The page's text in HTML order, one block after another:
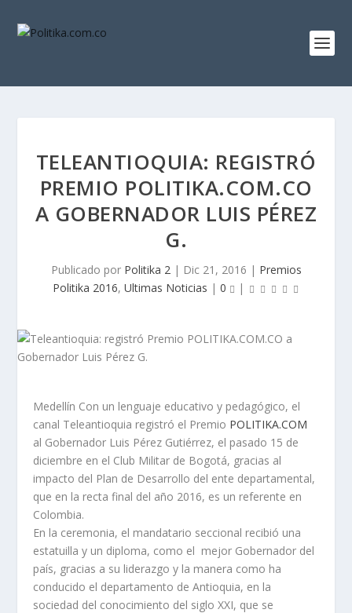
TELEANTIOQUIA: REGISTRÓ
PREMIO POLITIKA.COM.CO
A GOBERNADOR LUIS PÉREZ
G.
Publicado por Politika 2| Dic 21, 2016 | Premios
Politika 2016, Ultimas Noticias | 0 |
Medellín Con un lenguaje educativo y pedagógico, el
canal Teleantioquia registró el Premio POLITIKA.COM
al Gobernador Luis Pérez Gutiérrez, el pasado 15 de
diciembre en el Club Militar de Bogotá, gracias al
impacto del Plan de Desarrollo del ente departamental,
que en la recta final del año 2016, es un referente en
Colombia.
En la ceremonia, el mandatario seccional recibió una
estatuilla y un diploma, como el mejor Gobernador del
país, gracias a su liderazgo y la manera como ha
conducido el departamento de Antioquia, en la
sociedad del conocimiento del siglo XXI, que se